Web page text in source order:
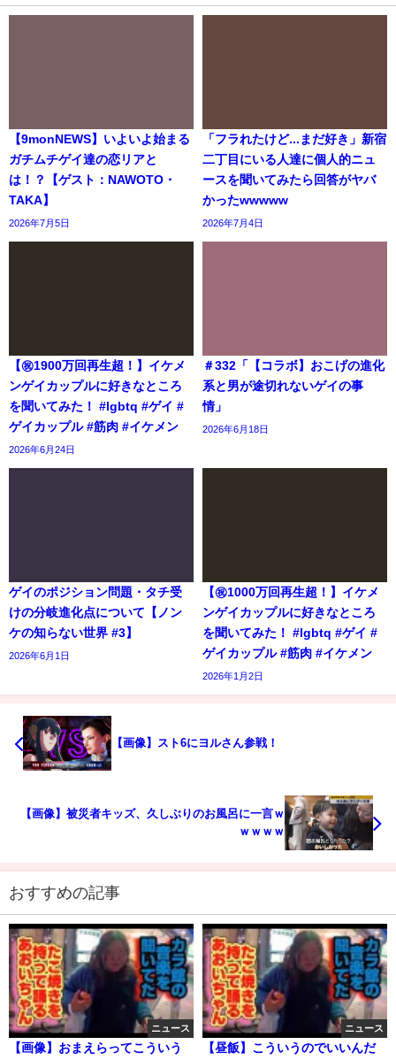
【9monNEWS】いよいよ始まる
ガチムチゲイ達の恋リアと
は！？【ゲスト：NAWOTO・
TAKA】
2026年7月5日
「フラれたけど...まだ好き」新宿
二丁目にいる人達に個人的ニュ
ースを聞いてみたら回答がヤバ
かったwwwww
2026年7月4日
【㊗️1900万回再生超！】イケメ
ンゲイカップルに好きなところ
を聞いてみた！ #lgbtq #ゲイ #
ゲイカップル #筋肉 #イケメン
2026年6月24日
＃332「【コラボ】おこげの進化
系と男が途切れないゲイの事
情」
2026年6月18日
ゲイのポジション問題・タチ受
けの分岐進化点について【ノン
ケの知らない世界 #3】
2026年6月1日
【㊗️1000万回再生超！】イケメ
ンゲイカップルに好きなところ
を聞いてみた！ #lgbtq #ゲイ #
ゲイカップル #筋肉 #イケメン
2026年1月2日
【画像】スト6にヨルさん参戦！
【画像】被災者キッズ、久しぶりのお風呂に一言ｗ
ｗｗｗｗ
おすすめの記事
ニュース
【画像】おまえらってこういう
ニュース
【昼飯】こういうのでいいんだ